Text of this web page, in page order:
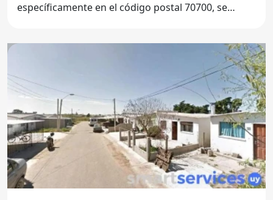
específicamente en el código postal 70700, se